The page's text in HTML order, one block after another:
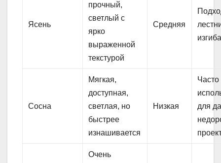
Ясень
прочный,
светлый с
ярко
выраженной
текстурой
Средняя
Сосна
Мягкая,
доступная,
светлая, но
быстрее
изнашивается
Низкая
Часто
для
Очень